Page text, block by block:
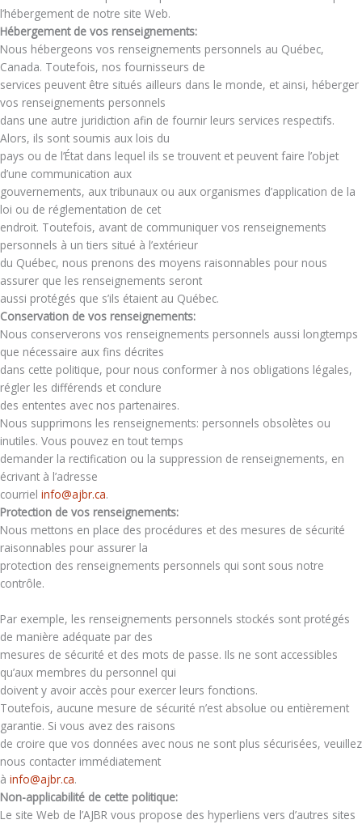
l’hébergement de notre site Web.
Hébergement de vos renseignements:
Nous hébergeons vos renseignements personnels au Québec,
Canada. Toutefois, nos fournisseurs de
services peuvent être situés ailleurs dans le monde, et ainsi, héberger
vos renseignements personnels
dans une autre juridiction afin de fournir leurs services respectifs.
Alors, ils sont soumis aux lois du
pays ou de l’État dans lequel ils se trouvent et peuvent faire l’objet
d’une communication aux
gouvernements, aux tribunaux ou aux organismes d’application de la
loi ou de réglementation de cet
endroit. Toutefois, avant de communiquer vos renseignements
personnels à un tiers situé à l’extérieur
du Québec, nous prenons des moyens raisonnables pour nous
assurer que les renseignements seront
aussi protégés que s’ils étaient au Québec.
Conservation de vos renseignements:
Nous conserverons vos renseignements personnels aussi longtemps
que nécessaire aux fins décrites
dans cette politique, pour nous conformer à nos obligations légales,
régler les différends et conclure
des ententes avec nos partenaires.
Nous supprimons les renseignements: personnels obsolètes ou
inutiles. Vous pouvez en tout temps
demander la rectification ou la suppression de renseignements, en
écrivant à l’adresse
courriel info@ajbr.ca.
Protection de vos renseignements:
Nous mettons en place des procédures et des mesures de sécurité
raisonnables pour assurer la
protection des renseignements personnels qui sont sous notre
contrôle.
Par exemple, les renseignements personnels stockés sont protégés
de manière adéquate par des
mesures de sécurité et des mots de passe. Ils ne sont accessibles
qu’aux membres du personnel qui
doivent y avoir accès pour exercer leurs fonctions.
Toutefois, aucune mesure de sécurité n’est absolue ou entièrement
garantie. Si vous avez des raisons
de croire que vos données avec nous ne sont plus sécurisées, veuillez
nous contacter immédiatement
à info@ajbr.ca.
Non-applicabilité de cette politique:
Le site Web de l’AJBR vous propose des hyperliens vers d’autres sites